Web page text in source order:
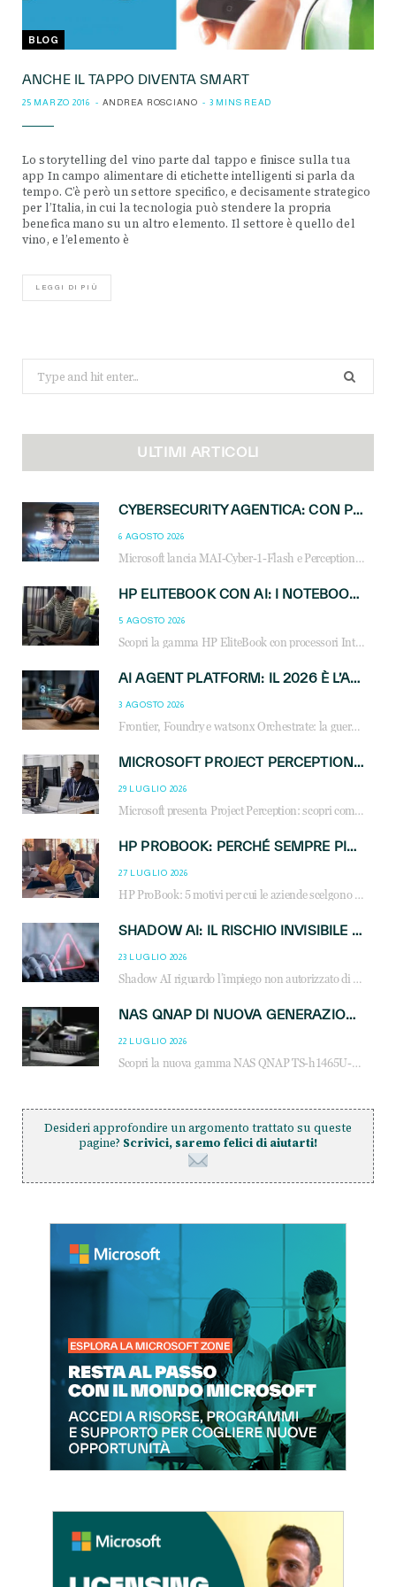
BLOG
ANCHE IL TAPPO DIVENTA SMART
25 MARZO 2016 ANDREA ROSCIANO 3 MINS READ
Lo storytelling del vino parte dal tappo e finisce sulla tua
app In campo alimentare di etichette intelligenti si parla da
tempo. C’è però un settore specifico, e decisamente strategico
per l’Italia, in cui la tecnologia può stendere la propria
benefica mano su un altro elemento. Il settore è quello del
vino, e l’elemento è
LEGGI DI PIÙ
for:
ULTIMI ARTICOLI
CYBERSECURITY AGENTICA: CON PERCEPTION E MAI-CYBER-1-FLASH MICROSOFT APRE NUOVI SERVIZI PER IL CANALE
6 AGOSTO 2026
Microsoft lancia MAI-Cyber-1-Flash e Perception: cybersecurity agentica in preview dal 3 novembre. Cosa cambia per MSP, system integrator e reseller.
HP ELITEBOOK CON AI: I NOTEBOOK BUSINESS INTELLIGENTI CHE TRASFORMANO PRODUTTIVITÀ, SICUREZZA E LAVORO IBRIDO
5 AGOSTO 2026
Scopri la gamma HP EliteBook con processori Intel® Core™ Ultra e AMD Ryzen™ AI. Notebook business progettati per aumentare la produttività, migliorare la collaborazione e garantire sicurezza avanzata in ufficio e in mobilità.
AI AGENT PLATFORM: IL 2026 È L’ANNO DEL «SISTEMA OPERATIVO» PER GLI AGENTI AZIENDALI
3 AGOSTO 2026
Frontier, Foundry e watsonx Orchestrate: la guerra delle piattaforme AI agent ridisegna il mercato IT. Cosa cambia per reseller, MSP e system integrator.
MICROSOFT PROJECT PERCEPTION: COME GLI AGENTI AI CAMBIERANNO SOC, CYBERSECURITY E SERVIZI MSP
29 LUGLIO 2026
Microsoft presenta Project Perception: scopri come gli agenti AI possono trasformare cybersecurity, SOC e servizi gestiti degli MSP.
HP PROBOOK: PERCHÉ SEMPRE PIÙ AZIENDE SCELGONO NOTEBOOK PROGETTATI PER IL LAVORO MODERNO
27 LUGLIO 2026
HP ProBook: 5 motivi per cui le aziende scelgono i notebook business HP per migliorare produttività, sicurezza e gestione dell’AI.
SHADOW AI: IL RISCHIO INVISIBILE CHE LE AZIENDE POSSONO GOVERNARE
23 LUGLIO 2026
Shadow AI riguardo l’impiego non autorizzato di sistemi AI all’interno dell’azienda. E’ una pratica che si diffonde a partire dai dipendenti fino ai dirigenti e mette a repentaglio la cybersecurity, con costi più elevati per le organizzazioni. Due recenti report illustrano il fenomeno e forniscono dati in merito
NAS QNAP DI NUOVA GENERAZIONE: PIÙ PRESTAZIONI, SCALABILITÀ E PROTEZIONE DEI DATI PER LE INFRASTRUTTURE IT MODERNE
22 LUGLIO 2026
Scopri la nuova gamma NAS QNAP TS-h1465U-RP, TS-h1065eU e TS-h665U: storage aziendale con ZFS, DDR5, E1.S NVMe e connettività 2.5GbE per backup, virtualizzazione e cybersecurity.
Desideri approfondire un argomento trattato su queste
pagine? Scrivici, saremo felici di aiutarti!